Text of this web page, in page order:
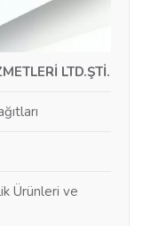
LTD.ŞTİ.
Ürünleri ve